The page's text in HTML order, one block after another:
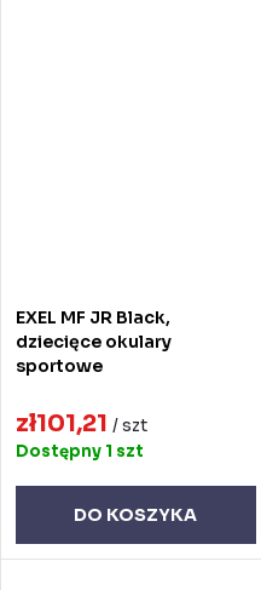
EXEL MF JR Black,
dziecięce okulary
sportowe
zł101,21 / szt
Dostępny 1 szt
DO KOSZYKA